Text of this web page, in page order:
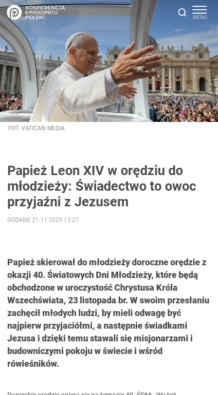
FOT. VATICAN MEDIA
Papież Leon XIV w orędziu do
młodzieży: Świadectwo to owoc
przyjaźni z Jezusem
Papież skierował do młodzieży doroczne orędzie z
okazji 40. Światowych Dni Młodzieży, które będą
obchodzone w uroczystość Chrystusa Króla
Wszechświata, 23 listopada br. W swoim przesłaniu
zachęcił młodych ludzi, by mieli odwagę być
najpierw przyjaciółmi, a następnie świadkami
Jezusa i dzięki temu stawali się misjonarzami i
budowniczymi pokoju w świecie i wśród
rówieśników.
DODANE 21.11.2025 13:27